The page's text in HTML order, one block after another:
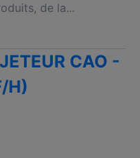
de la...
CAO -
H)